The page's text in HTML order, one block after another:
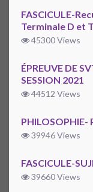
FASCICULE-
Terminale D et
45300 Views
ÉPREUVE DE
SESSION 2021
44512 Views
PHILOSOPHIE-
39946 Views
FASCICULE-
39660 Views